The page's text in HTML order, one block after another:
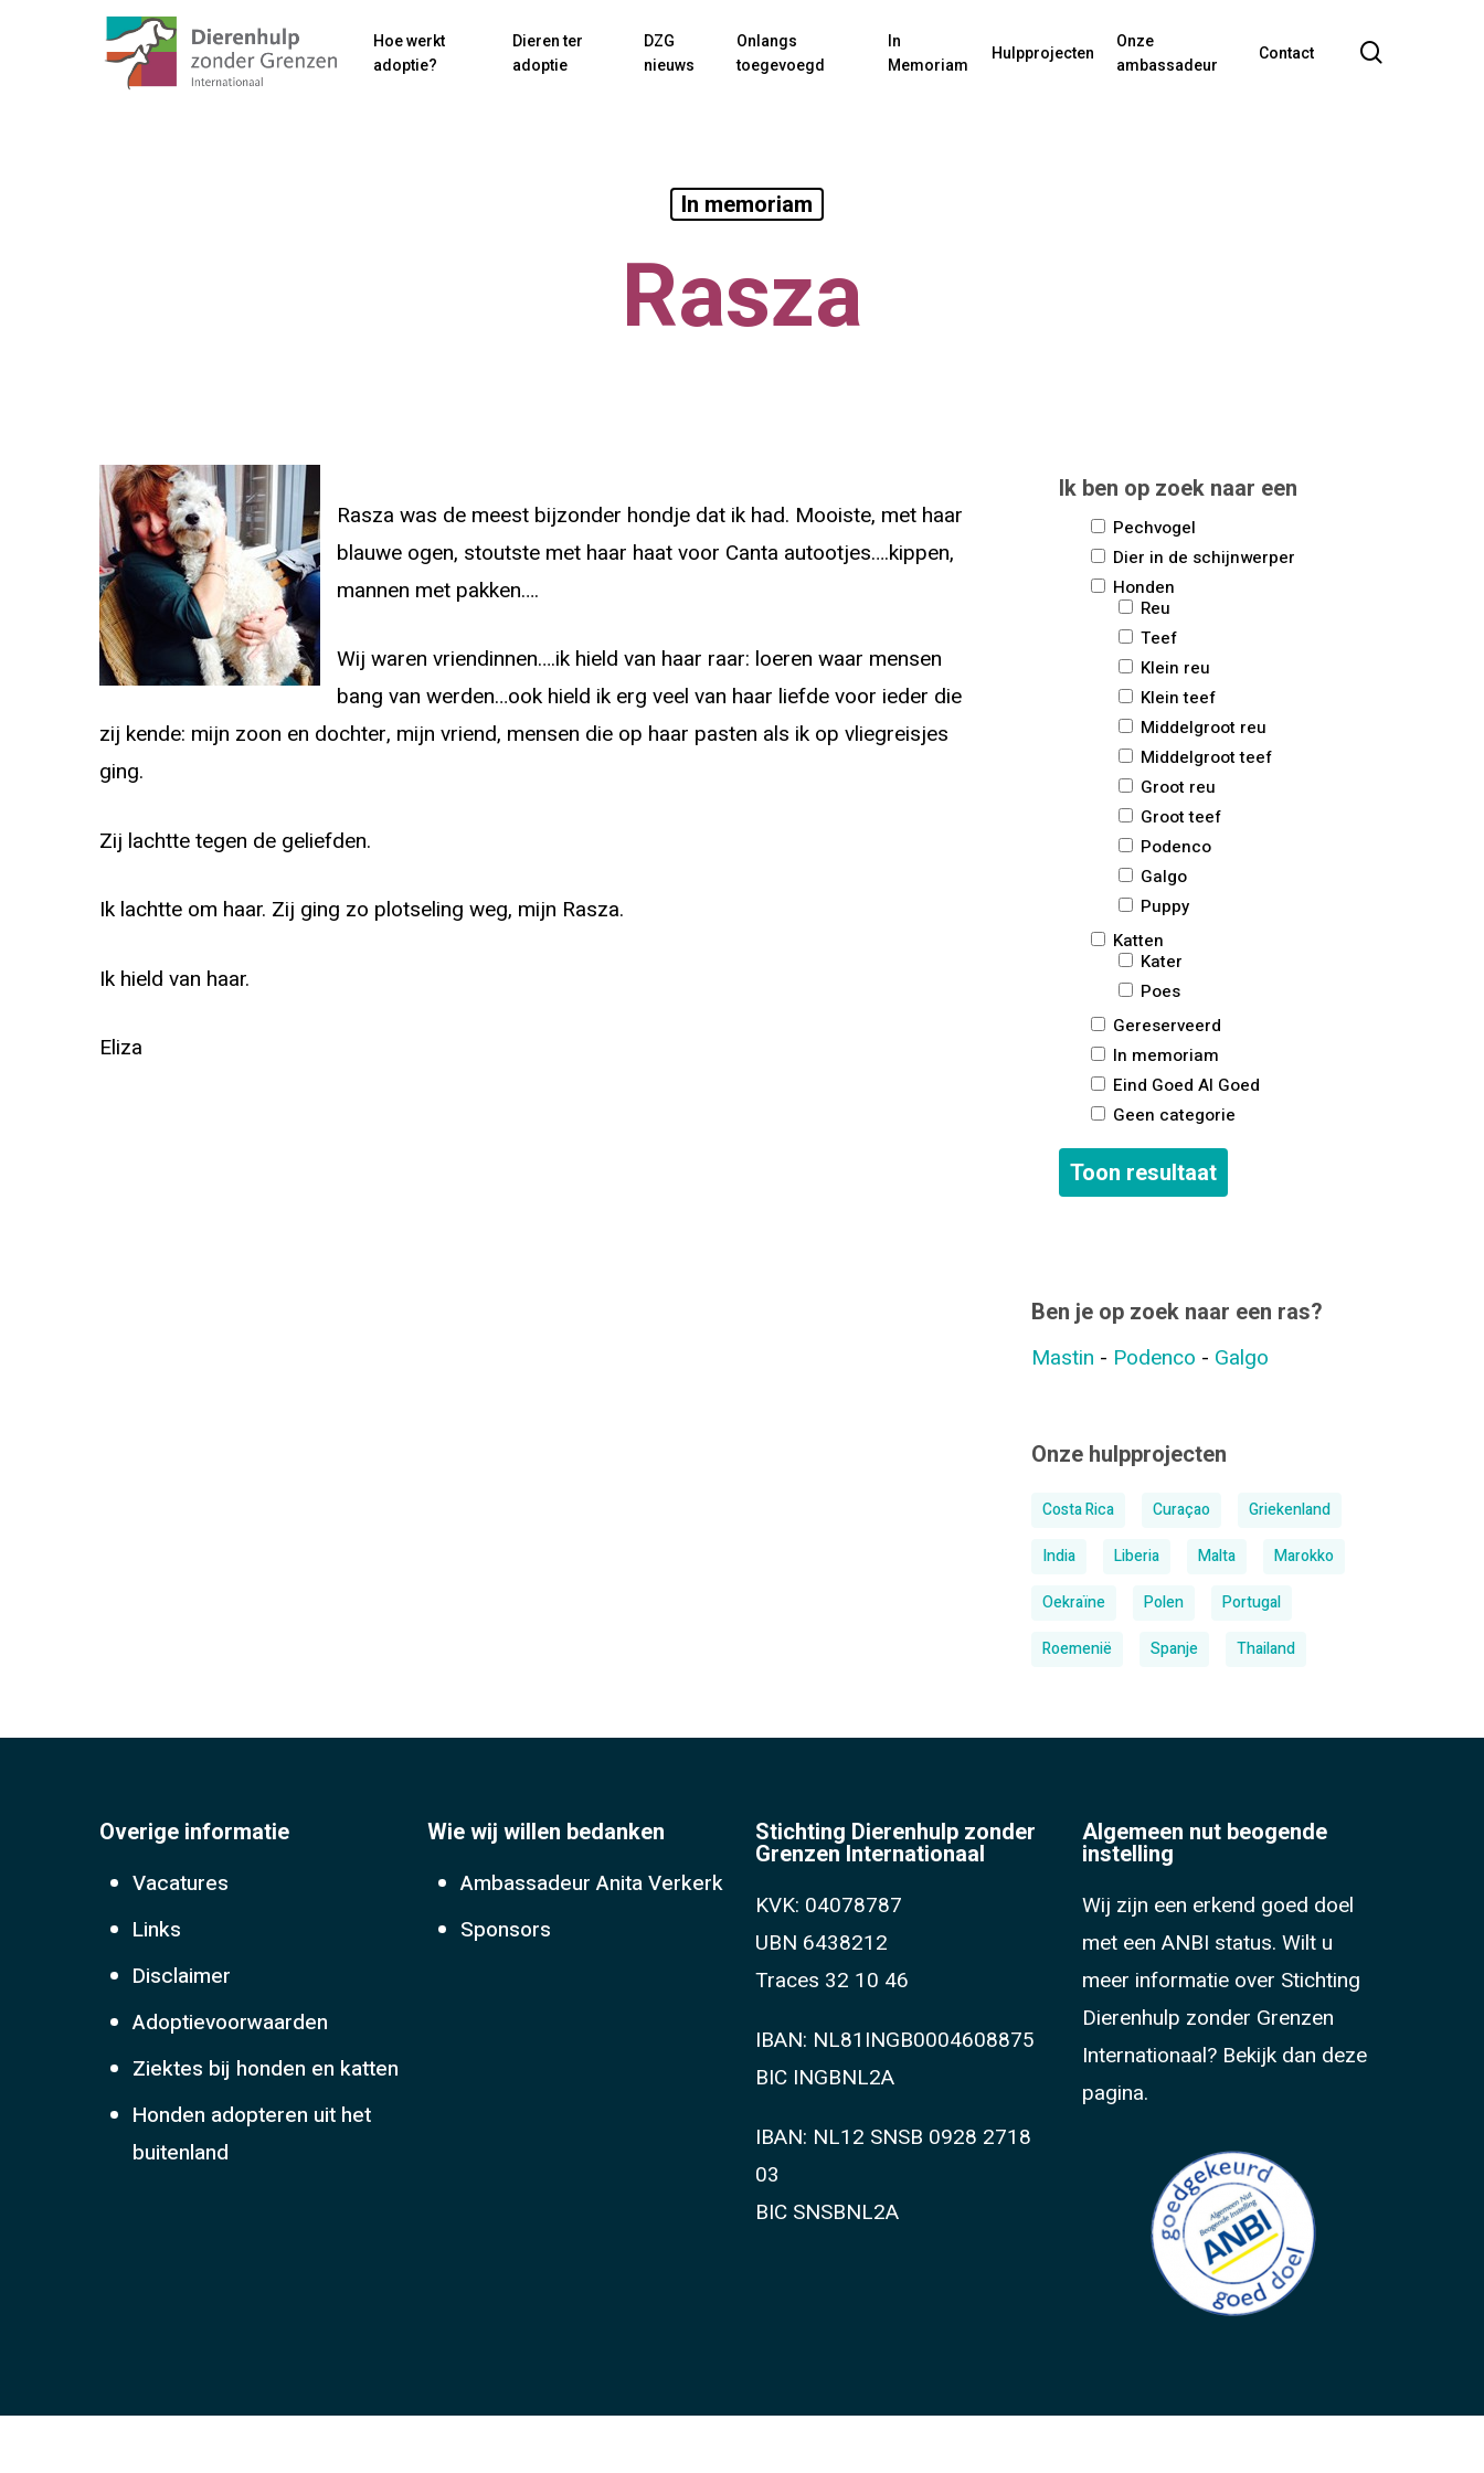
Hoe werkt
adoptie?
Dieren ter
adoptie
DZG
nieuws
Onlangs
toegevoegd
In
Memoriam
Hulpprojecten
Onze
ambassadeur
Contact
In memoriam
Rasza
Rasza was de meest bijzonder hondje dat ik had. Mooiste, met haar
blauwe ogen, stoutste met haar haat voor Canta autootjes….kippen,
mannen met pakken….
Wij waren vriendinnen….ik hield van haar raar: loeren waar mensen
bang van werden…ook hield ik erg veel van haar liefde voor ieder die
zij kende: mijn zoon en dochter, mijn vriend, mensen die op haar pasten als ik op vliegreisjes
ging.
Zij lachtte tegen de geliefden.
Ik lachtte om haar. Zij ging zo plotseling weg, mijn Rasza.
Ik hield van haar.
Eliza
Ik ben op zoek naar een
Pechvogel
Dier in de schijnwerper
Honden
Reu
Teef
Klein reu
Klein teef
Middelgroot reu
Middelgroot teef
Groot reu
Groot teef
Podenco
Galgo
Puppy
Katten
Kater
Poes
Gereserveerd
In memoriam
Eind Goed Al Goed
Geen categorie
Ben je op zoek naar een ras?
Mastin - Podenco - Galgo
Onze hulpprojecten
Costa Rica Curaçao
Griekenland
India
Liberia Malta
Marokko
Oekraïne
Polen
Portugal
Roemenië
Spanje Thailand
Overige informatie
Vacatures
Links
Disclaimer
Adoptievoorwaarden
Ziektes bij honden en katten
Honden adopteren uit het
buitenland
Wie wij willen bedanken
Ambassadeur Anita Verkerk
Sponsors
Stichting Dierenhulp zonder
Grenzen Internationaal
KVK: 04078787
UBN 6438212
Traces 32 10 46
IBAN: NL81INGB0004608875
BIC INGBNL2A
IBAN: NL12 SNSB 0928 2718
03
BIC SNSBNL2A
Algemeen nut beogende
instelling
Wij zijn een erkend goed doel
met een ANBI status. Wilt u
meer informatie over Stichting
Dierenhulp zonder Grenzen
Internationaal? Bekijk dan deze
pagina.